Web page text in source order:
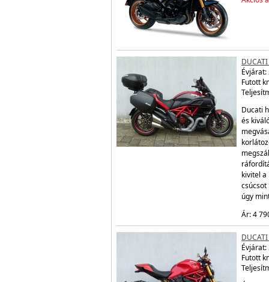
Évjárat:
Futott
Ducati
és
kivitel
csúcsot
úgy
Ár: 4
Évjárat:
Futott